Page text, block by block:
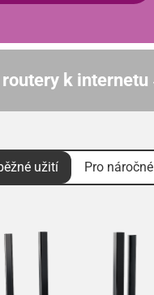
k internetu
užití Pro náročné